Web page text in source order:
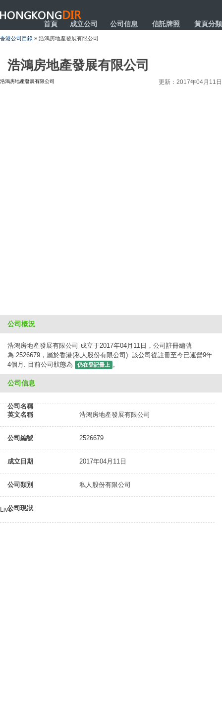
HONGKONGDIR
首頁 成立公司 公司信息 信託牌照 黃頁分類
香港公司目錄 » 浩鴻房地產發展有限公司
浩鴻房地產發展有限公司
浩鴻房地產發展有限公司 更新：2017年04月11日
公司概況
浩鴻房地產發展有限公司 成立于2017年04月11日，公司註冊編號
為:2526679，屬於香港(私人股份有限公司). 該公司從註冊至今已運營9年
4個月. 目前公司狀態為
仍在登記冊上 。
公司信息
公司名稱
英文名稱
浩鴻房地產發展有限公司
公司編號 2526679
成立日期 2017年04月11日
公司類別 私人股份有限公司
公司現狀
Live